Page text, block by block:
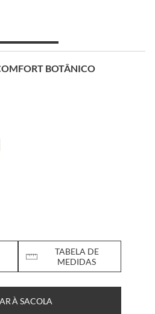
BOTÂNICO
TABELA DE
MEDIDAS
À SACOLA